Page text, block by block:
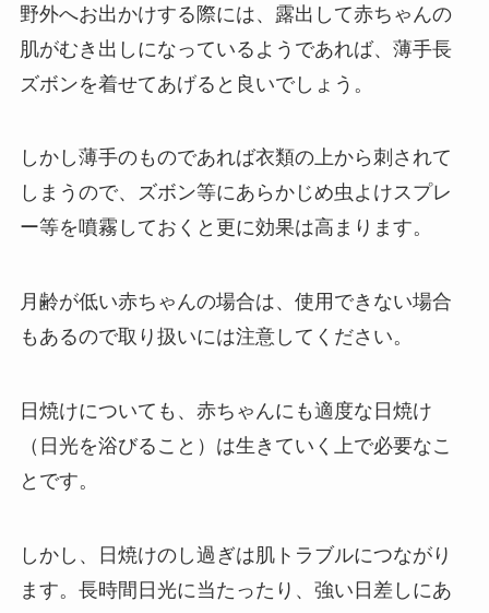
野外へお出かけする際には、露出して赤ちゃんの
肌がむき出しになっているようであれば、薄手長
ズボンを着せてあげると良いでしょう。
しかし薄手のものであれば衣類の上から刺されて
しまうので、ズボン等にあらかじめ虫よけスプレ
ー等を噴霧しておくと更に効果は高まります。
月齢が低い赤ちゃんの場合は、使用できない場合
もあるので取り扱いには注意してください。
日焼けについても、赤ちゃんにも適度な日焼け
（日光を浴びること）は生きていく上で必要なこ
とです。
しかし、日焼けのし過ぎは肌トラブルにつながり
ます。長時間日光に当たったり、強い日差しにあ